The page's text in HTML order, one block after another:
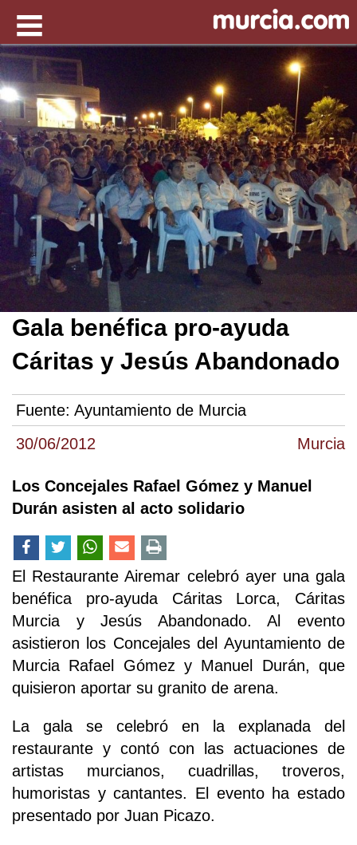
30/06/2012 Murcia
Gala benéfica pro-ayuda
Cáritas y Jesús Abandonado
Fuente: Ayuntamiento de Murcia
Los Concejales Rafael Gómez y Manuel
Durán asisten al acto solidario
El Restaurante Airemar celebró ayer una gala
benéfica pro-ayuda Cáritas Lorca, Cáritas
Murcia y Jesús Abandonado. Al evento
asistieron los Concejales del Ayuntamiento de
Murcia Rafael Gómez y Manuel Durán, que
quisieron aportar su granito de arena.
La gala se celebró en la explanada del
restaurante y contó con las actuaciones de
artistas murcianos, cuadrillas, troveros,
humoristas y cantantes. El evento ha estado
presentado por Juan Picazo.